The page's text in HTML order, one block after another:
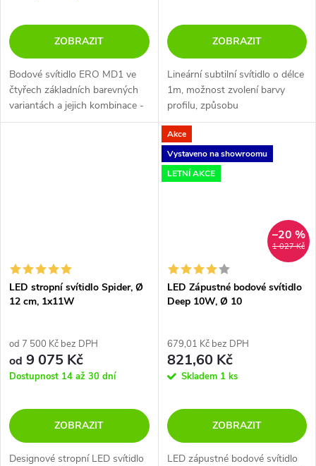
ZOBRAZIT
Bodové svítidlo ERO MD1 ve
čtyřech základních barevných
variantách a jejich kombinace -
černá, bílá, zlatá a šedá.
ZOBRAZIT
Lineární subtilní svítidlo o délce
1m, možnost zvolení barvy
profilu, způsobu
montáže.Katalog produktů v
příloze.
LED stropní svítidlo Spider, Ø
12 cm, 1x11W
od 7 500 Kč bez DPH
od 9 075 Kč
Dostupnost 14 až 30 dní
ZOBRAZIT
Designové stropní LED svítidlo
Akce
Vystaveno na showroomu
LETNÍ AKCE
1 027 Kč
–20 %
LED Zápustné bodové svítidlo
Deep 10W, Ø 10
679,01 Kč bez DPH
821,60 Kč
Skladem 1 ks
ZOBRAZIT
LED zápustné bodové svítidlo